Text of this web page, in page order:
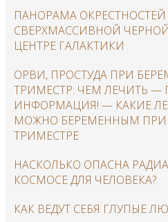
ПАНОРАМА ОКРЕСТНОСТЕЙ
СВЕРХМАССИВНОЙ
ЦЕНТРЕ ГАЛАКТИКИ
ОРВИ, ПРОСТУДА ПРИ
ТРИМЕСТР: ЧЕМ ЛЕЧИТЬ —
ИНФОРМАЦИЯ! — КАКИЕ
МОЖНО БЕРЕМЕННЫМ ПРИ
ТРИМЕСТРЕ
НАСКОЛЬКО ОПАСНА
КОСМОСЕ ДЛЯ ЧЕЛОВЕКА?
КАК ВЕДУТ СЕБЯ ГЛУПЫЕ